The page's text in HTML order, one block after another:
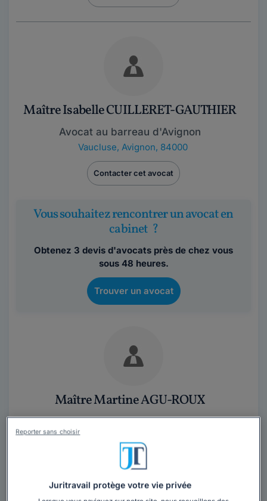
Maître Isabelle CUILLERET-GAUTHIER
Avocat au barreau d'Avignon
Vaucluse, Avignon, 84000
Contacter cet avocat
Vous souhaitez rencontrer un avocat en
cabinet ?
Obtenez 3 devis d'avocats près de chez vous
sous 48 heures.
Trouver un avocat
Maître Martine AGU-ROUX
Avocat au barreau d'Avignon
Vaucluse
Contacter cet avocat
Juritravail protège votre vie privée
Reporter sans choisir